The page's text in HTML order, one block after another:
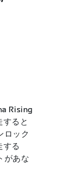
Rising
ると
ロック
する
があな